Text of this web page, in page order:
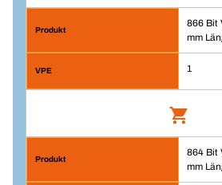
Menge
In den
Adapter Loop-
Artikelnummer:
Menge
866 Bit
mm
1
Bit Vielzahn 10 mm SW 6
mm
864 Bit
mm